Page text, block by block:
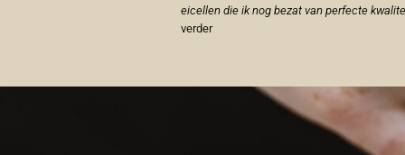
eicellen die ik nog bezat van perfecte
verder